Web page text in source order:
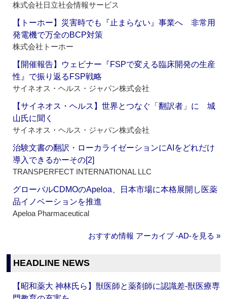
株式会社日立社会情報サービス
【トーホー】災害時でも『止まらない』事業へ 非常用
発電機で万全のBCP対策
株式会社トーホー
【開催報告】ウェビナー『FSPで変える臨床開発の生産
性』で振り返るFSP戦略
サイネオス・ヘルス・ジャパン株式会社
【サイネオス・ヘルス】世界とつなぐ「翻訳者」に 城
山氏に聞く
サイネオス・ヘルス・ジャパン株式会社
治験文書の翻訳・ローカライゼーションにAIをどれだけ
導入できるかーその[2]
TRANSPERFECT INTERNATIONAL LLC
グローバルCDMOのApeloa、日本市場に本格展開し医薬
品イノベーションを推進
Apeloa Pharmaceutical
おすすめ情報 アーカイブ ‐AD‐を見る »
HEADLINE NEWS
【昭和薬大 神林氏ら】獣医師と薬剤師に認識差‐獣医療専